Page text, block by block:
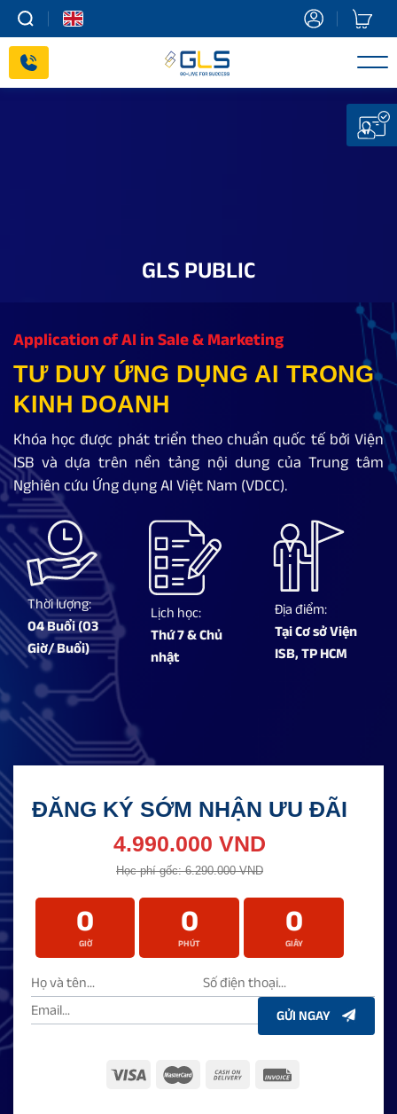
Skip
content
GLS PUBLIC
Application of AI in Sale & Marketing
TƯ DUY ỨNG DỤNG AI TRONG
KINH DOANH
Khóa học được phát triển theo chuẩn quốc tế bởi Viện
ISB và dựa trên nền tảng nội dung của Trung tâm
Nghiên cứu Ứng dụng AI Việt Nam (VDCC).
Thời lượng:
04 Buổi (03
Giờ/ Buổi)
Lịch học:
Thứ 7 & Chủ
nhật
Địa điểm:
Tại Cơ sở Viện
ISB, TP HCM
ĐĂNG KÝ SỚM NHẬN ƯU ĐÃI
4.990.000 VND
Học phí gốc: 6.290.000 VND
0
GIỜ
0
PHÚT
0
GIÂY
GỬI NGAY